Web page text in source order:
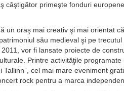
câştigător primeşte fonduri
un oraş mai creativ şi mai orientat
său medieval şi pe trecutul
vor fi lansate proiecte de
Printre activităţile programate
Tallinn”, cel mai mare eveniment
rock pentru a marca